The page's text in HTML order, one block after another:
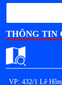
THÔNG TIN
VP: 432/1 Lê